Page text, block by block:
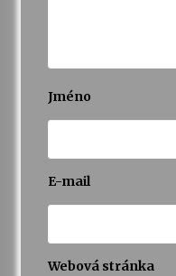
Jméno
E-mail
Webová stránka